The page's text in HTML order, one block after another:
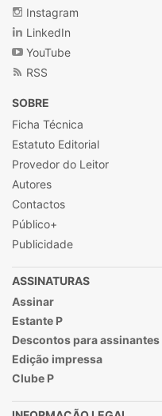
Instagram
LinkedIn
YouTube
RSS
SOBRE
Ficha Técnica
Estatuto Editorial
Provedor do Leitor
Autores
Contactos
Público+
Publicidade
ASSINATURAS
Assinar
Estante P
Descontos para assinantes
Edição impressa
Clube P